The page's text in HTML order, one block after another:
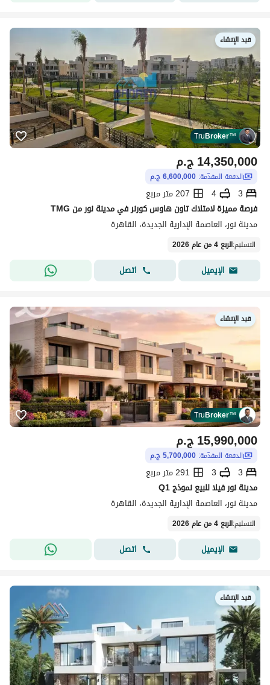
قيد الإنشاء
TruBroker™
ج.م14,350,000
الدفعة المقدّمة: 6,600,000 ج.م
3
4
207 متر مربع
فرصة مميزة لامتلاك تاون هاوس كورنر في مدينة نور من TMG
مدينة نور، العاصمة الإدارية الجديدة، القاهرة
التسليم:الربع 4 من عام 2026
الإيميل اتصل
قيد الإنشاء
TruBroker™
ج.م15,990,000
الدفعة المقدّمة: 5,700,000 ج.م
3
3
291 متر مربع
مدينة نور فيلا للبيع نموذج Q1
مدينة نور، العاصمة الإدارية الجديدة، القاهرة
التسليم:الربع 4 من عام 2026
الإيميل اتصل
قيد الإنشاء